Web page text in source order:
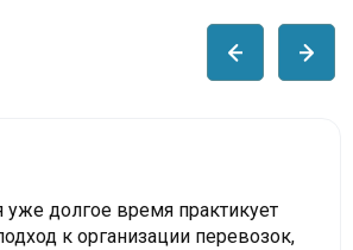
долгое время практикует
к организации перевозок,